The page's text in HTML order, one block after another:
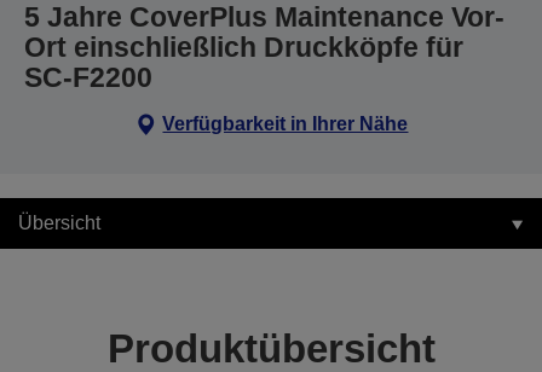
5 Jahre CoverPlus Maintenance Vor-
Ort einschließlich Druckköpfe für
SC-F2200
Verfügbarkeit in Ihrer Nähe
Übersicht
Produktübersicht